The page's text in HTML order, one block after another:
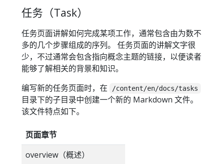
任务（Task）
任务页面讲解如何完成某项工作，通常包含由为数不
多的几个步骤组成的序列。 任务页面的讲解文字很
少，不过通常会包含指向概念主题的链接，以便读者
能够了解相关的背景和知识。
编写新的任务页面时，在
/content/en/docs/tasks
目录下的子目录中创建一个新的 Markdown 文件。
该文件特点如下。
页面章节
overview（概述）